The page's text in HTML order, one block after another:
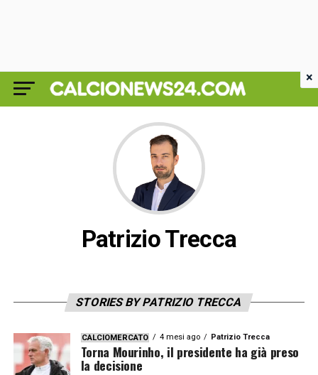
Patrizio Trecca
STORIES BY PATRIZIO TRECCA
CALCIOMERCATO 4 mesi ago Patrizio Trecca
Torna Mourinho, il presidente ha già preso
la decisione
×